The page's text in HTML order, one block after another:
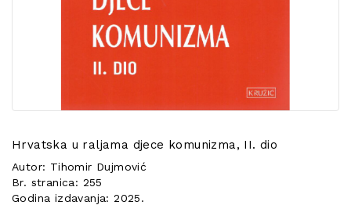
Hrvatska u raljama djece komunizma, II. dio
Autor: Tihomir Dujmović
Br. stranica: 255
Godina izdavanja: 2025.